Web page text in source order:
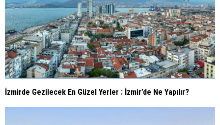
İzmirde Gezilecek En Güzel Yerler : İzmir’de Ne Yapılır?